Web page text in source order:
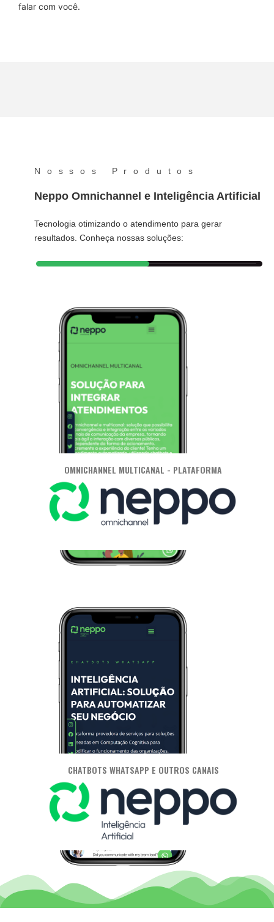
falar com você.
Nossos Produtos
Neppo Omnichannel e Inteligência Artificial
Tecnologia otimizando o atendimento para gerar
resultados. Conheça nossas soluções:
OMNICHANNEL MULTICANAL - PLATAFORMA
CHATBOTS WHATSAPP E OUTROS CANAIS